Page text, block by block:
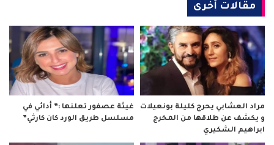
مقالات أخرى
مراد العشابي يحرج كليلة بونعيلات
و يكشف عن طلاقها من المخرج
ابراهيم الشكيري
غيثة عصفور تعلنها :” أدائي في
مسلسل طريق الورد كان كارثي”